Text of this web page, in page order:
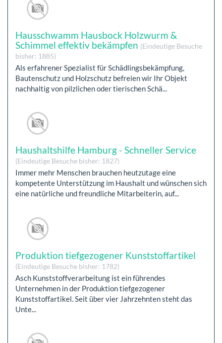
Hausschwamm Hausbock Holzwurm &
Schimmel effektiv bekämpfen (Eindeutige Besuche
bisher: 1885)
Als erfahrener Spezialist für Schädlingsbekämpfung,
Bautenschutz und Holzschutz befreien wir Ihr Objekt
nachhaltig von pilzlichen oder tierischen Schä...
Haushaltshilfe Hamburg - Schneller Service
(Eindeutige Besuche bisher: 1827)
Immer mehr Menschen brauchen heutzutage eine
kompetente Unterstützung im Haushalt und wünschen sich
eine natürliche und freundliche Mitarbeiterin, auf...
Produktion tiefgezogener Kunststoffartikel
(Eindeutige Besuche bisher: 1782)
Asch Kunststoffverarbeitung ist ein führendes
Unternehmen in der Produktion tiefgezogener
Kunststoffartikel. Seit über vier Jahrzehnten steht das
Unte...